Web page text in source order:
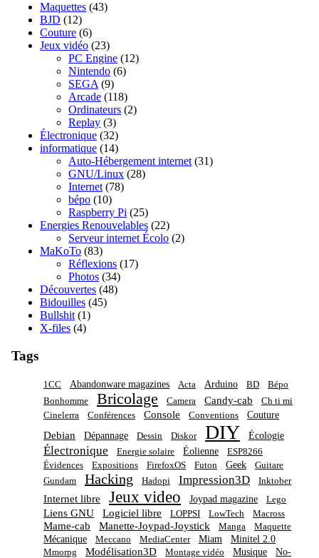
Maquettes (43)
BJD (12)
Couture (6)
Jeux vidéo (23)
PC Engine (12)
Nintendo (6)
SEGA (9)
Arcade (118)
Ordinateurs (2)
Replay (3)
Électronique (32)
informatique (14)
Auto-Hébergement internet (31)
GNU/Linux (28)
Internet (78)
bépo (10)
Raspberry Pi (25)
Energies Renouvelables (22)
Serveur internet Écolo (2)
MaKoTo (83)
Réflexions (17)
Photos (34)
Découvertes (48)
Bidouilles (45)
Bullshit (1)
X-files (4)
Tags
1CC Abandonware magazines Acta Arduino BD
Bépo
Bonhomme
Bricolage Camera Candy-cab
Ch ti mi
Cinelerra
Conférences Console Conventions Couture
Debian Dépannage Dessin Diskor DIY Écologie
Électronique Energie solaire Éolienne
ESP8266
Évidences
Expositions FirefoxOS Futon Geek
Guitare
Gundam
Hacking Hadopi Impression3D Inktober
Internet libre Jeux video Joypad magazine Lego
Liens GNU Logiciel libre LOPPSI LowTech Macross
Mame-cab Manette-Joypad-Joystick Manga Maquette
Mécanique Meccano MediaCenter Miam Minitel 2.0
Mmorpg Modélisation3D Montage vidéo Musique
No-